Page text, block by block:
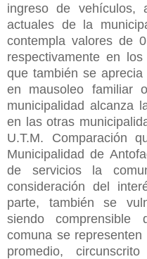
ingreso de vehículos,
actuales de la
contempla valores de
respectivamente en
que también se
en mausoleo familiar
municipalidad alcanza
en las otras
U.T.M. Comparación
Municipalidad de
de servicios la
consideración del
parte, también se
siendo
comuna se
promedio,